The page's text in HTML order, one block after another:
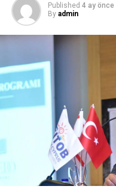
Published 4 ay önce
By admin